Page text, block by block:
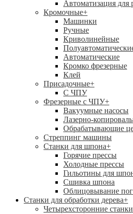
Автоматизация для
Кромочные+
Машинки
Ручные
Криволинейные
Автоматические
Кромко фрезерные
Клей
Присадочные+
С ЧПУ
Фрезерные с ЧПУ+
Вакуумные насосы
Лазерно-
Обрабатывающие
Стреппинг машины
Станки для шпона+
Горячие прессы
Холодные прессы
Гильотины для
Сшивка шпона
Облицовывание
Станки для обработки дерева+
Четырехсторонние станки